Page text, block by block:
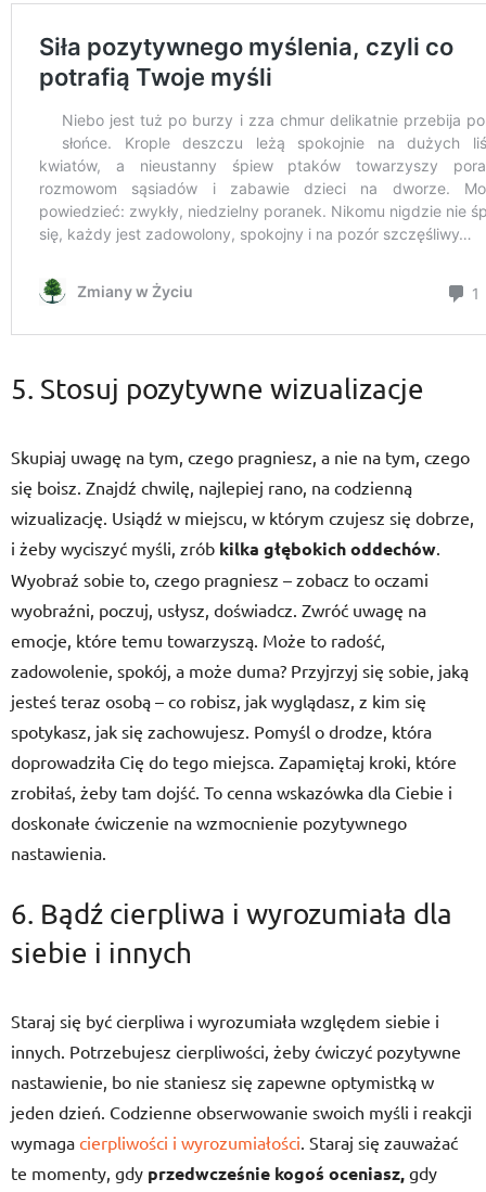
5. Stosuj pozytywne wizualizacje
Skupiaj uwagę na tym, czego pragniesz, a nie na tym, czego
się boisz. Znajdź chwilę, najlepiej rano, na codzienną
wizualizację. Usiądź w miejscu, w którym czujesz się dobrze,
i żeby wyciszyć myśli, zrób kilka głębokich oddechów.
Wyobraź sobie to, czego pragniesz – zobacz to oczami
wyobraźni, poczuj, usłysz, doświadcz. Zwróć uwagę na
emocje, które temu towarzyszą. Może to radość,
zadowolenie, spokój, a może duma? Przyjrzyj się sobie, jaką
jesteś teraz osobą – co robisz, jak wyglądasz, z kim się
spotykasz, jak się zachowujesz. Pomyśl o drodze, która
doprowadziła Cię do tego miejsca. Zapamiętaj kroki, które
zrobiłaś, żeby tam dojść. To cenna wskazówka dla Ciebie i
doskonałe ćwiczenie na wzmocnienie pozytywnego
nastawienia.
6. Bądź cierpliwa i wyrozumiała dla
siebie i innych
Staraj się być cierpliwa i wyrozumiała względem siebie i
innych. Potrzebujesz cierpliwości, żeby ćwiczyć pozytywne
nastawienie, bo nie staniesz się zapewne optymistką w
jeden dzień. Codzienne obserwowanie swoich myśli i reakcji
wymaga cierpliwości i wyrozumiałości. Staraj się zauważać
te momenty, gdy przedwcześnie kogoś oceniasz, gdy